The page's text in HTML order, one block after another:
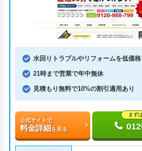
水回りトラブルやリフォームを低価
21時まで営業で年中無休
見積もり無料で10%の割引適用あり
公式サイトで
料金詳細を見る
まず